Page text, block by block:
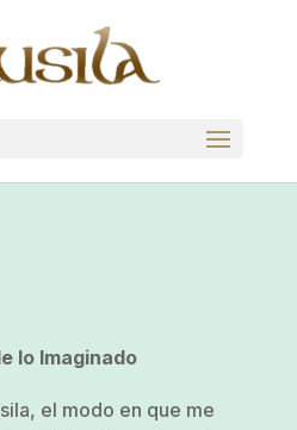
lo Imaginado
el modo en que me